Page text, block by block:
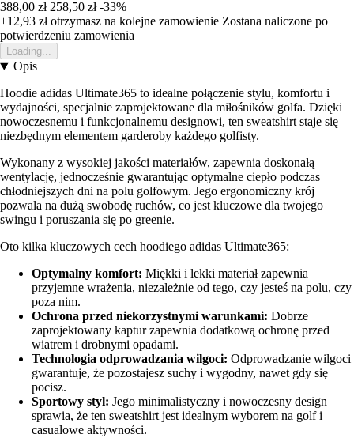
388,00 zł 258,50 zł -33%
+12,93 złotrzymasz na kolejne zamowienie Zostana naliczone po
potwierdzeniu zamowienia
Loading...
Opis
Hoodie adidas Ultimate365 to idealne połączenie stylu, komfortu i
wydajności, specjalnie zaprojektowane dla miłośników golfa. Dzięki
nowoczesnemu i funkcjonalnemu designowi, ten sweatshirt staje się
niezbędnym elementem garderoby każdego golfisty.
Wykonany z wysokiej jakości materiałów, zapewnia doskonałą
wentylację, jednocześnie gwarantując optymalne ciepło podczas
chłodniejszych dni na polu golfowym. Jego ergonomiczny krój
pozwala na dużą swobodę ruchów, co jest kluczowe dla twojego
swingu i poruszania się po greenie.
Oto kilka kluczowych cech hoodiego adidas Ultimate365:
Optymalny komfort: Miękki i lekki materiał zapewnia
przyjemne wrażenia, niezależnie od tego, czy jesteś na polu, czy
poza nim.
Ochrona przed niekorzystnymi warunkami: Dobrze
zaprojektowany kaptur zapewnia dodatkową ochronę przed
wiatrem i drobnymi opadami.
Technologia odprowadzania wilgoci: Odprowadzanie wilgoci
gwarantuje, że pozostajesz suchy i wygodny, nawet gdy się
pocisz.
Sportowy styl: Jego minimalistyczny i nowoczesny design
sprawia, że ten sweatshirt jest idealnym wyborem na golf i
casualowe aktywności.